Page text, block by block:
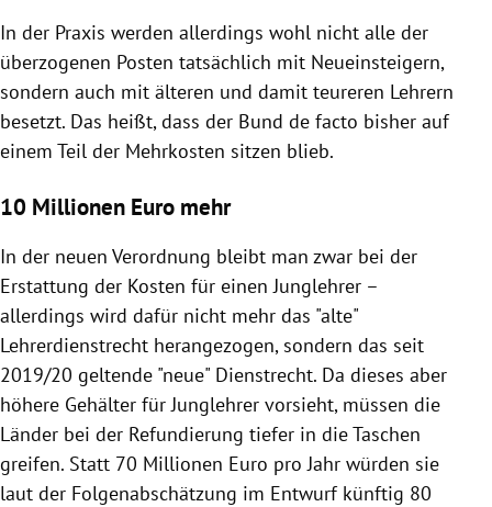
In der Praxis werden allerdings wohl nicht alle der
überzogenen Posten tatsächlich mit Neueinsteigern,
sondern auch mit älteren und damit teureren Lehrern
besetzt. Das heißt, dass der Bund de facto bisher auf
einem Teil der Mehrkosten sitzen blieb.
10 Millionen Euro mehr
In der neuen Verordnung bleibt man zwar bei der
Erstattung der Kosten für einen Junglehrer –
allerdings wird dafür nicht mehr das "alte"
Lehrerdienstrecht herangezogen, sondern das seit
2019/20 geltende "neue" Dienstrecht. Da dieses aber
höhere Gehälter für Junglehrer vorsieht, müssen die
Länder bei der Refundierung tiefer in die Taschen
greifen. Statt 70 Millionen Euro pro Jahr würden sie
laut der Folgenabschätzung im Entwurf künftig 80